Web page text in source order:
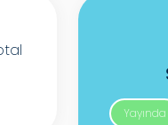
Yayında